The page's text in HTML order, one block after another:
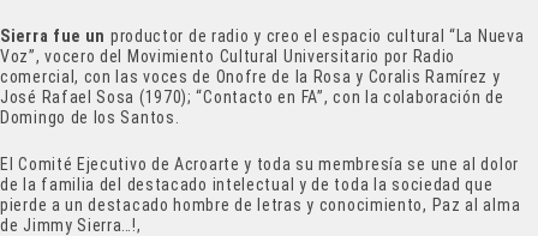
Sierra fue un productor de radio y creo el espacio cultural “La Nueva
Voz”, vocero del Movimiento Cultural Universitario por Radio
comercial, con las voces de Onofre de la Rosa y Coralis Ramírez y
José Rafael Sosa (1970); “Contacto en FA”, con la colaboración de
Domingo de los Santos.
El Comité Ejecutivo de Acroarte y toda su membresía se une al dolor
de la familia del destacado intelectual y de toda la sociedad que
pierde a un destacado hombre de letras y conocimiento, Paz al alma
de Jimmy Sierra…!,